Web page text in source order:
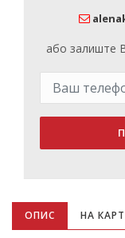
або залиште
ОПИС НА